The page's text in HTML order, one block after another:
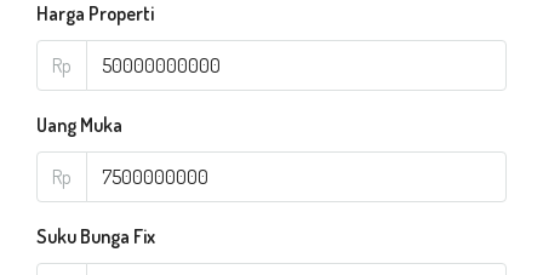
Harga Properti
Rp
Uang Muka
Rp
Suku Bunga Fix